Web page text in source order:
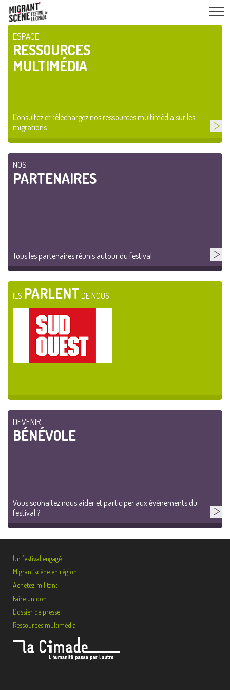
ESPACE
RESSOURCES
MULTIMÉDIA
Consultez et téléchargez nos ressources multimédia sur les
migrations
NOS
PARTENAIRES
Tous les partenaires réunis autour du festival
ILS PARLENT DE NOUS
DEVENIR
BÉNÉVOLE
Vous souhaitez nous aider et participer aux événements du
festival ?
Un festival engagé
Migrant’scène en région
Achetez militant
Faire un don
Dossier de presse
Ressources multimédia